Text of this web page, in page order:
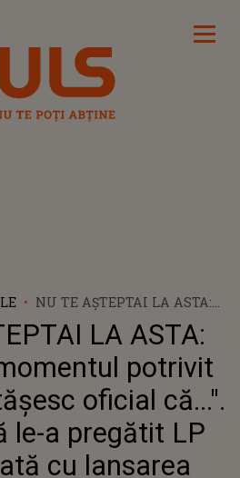
NU TE AȘTEPTAI LA ASTA:
"SIMT CĂ E MOMENTUL
POTRIVIT SĂ VĂ
ÎMPĂRTĂȘESC OFICIAL
CĂ...". CE SURPRIZĂ LE-A
PREGĂTIT LP FANILOR
PIESEI "LOVE IS ALL I HAVE"
LA ASTA:
potrivit
oficial că...".
le-a pregătit LP
cu lansarea